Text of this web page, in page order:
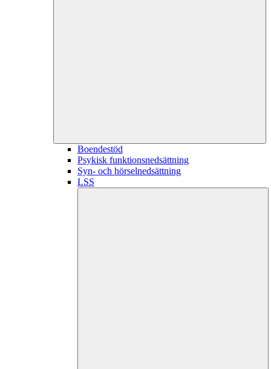
Boendestöd
Psykisk funktionsnedsättning
Syn- och hörselnedsättning
LSS